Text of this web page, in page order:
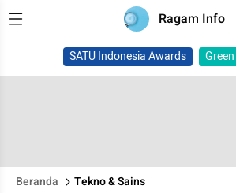
Ragam Info
SATU Indonesia Awards
Beranda Tekno & Sains